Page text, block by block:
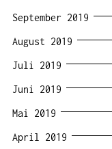
September 2019
August 2019
Juli 2019
Juni 2019
Mai 2019
April 2019